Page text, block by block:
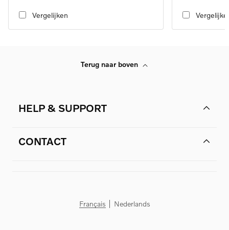
Vergelijken
Terug naar boven
HELP & SUPPORT
CONTACT
Français Nederlands